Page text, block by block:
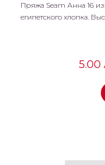
Пряжа Seam Анна 16
египетского хлопка.
5.00